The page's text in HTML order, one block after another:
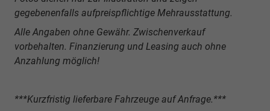
gegebenenfalls aufpreispflichtige Mehrausstattung.
Alle Angaben ohne Gewähr. Zwischenverkauf
vorbehalten. Finanzierung und Leasing auch ohne
Anzahlung möglich!
***Kurzfristig lieferbare Fahrzeuge auf Anfrage.***